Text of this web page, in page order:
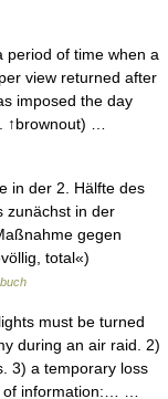
of time when a
view returned after
imposed the day
↑brownout) …
in der 2. Hälfte des
zunächst in der
gegen
total«)
must be turned
during an air raid. 2)
3) a temporary loss
of information:… …